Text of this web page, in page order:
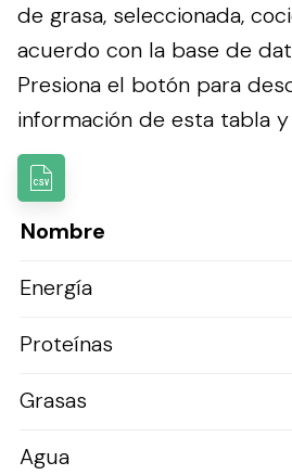
de grasa, seleccionada,
acuerdo con la base de
Presiona el botón para
información de esta tabla
Nombre
Energía
Proteínas
Grasas
Agua